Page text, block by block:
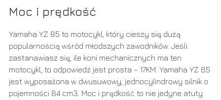
Moc i prędkość
Yamaha YZ 85 to motocykl, który cieszy się dużą
popularnością wśród młodszych zawodników. Jeśli
zastanawiasz się, ile koni mechanicznych ma ten
motocykl, to odpowiedź jest prosta – 17KM. Yamaha YZ 85
jest wyposażona w dwusuwowy, jednocylindrowy silnik o
pojemności 84 cm3. Moc i prędkość to nie jedyne atuty